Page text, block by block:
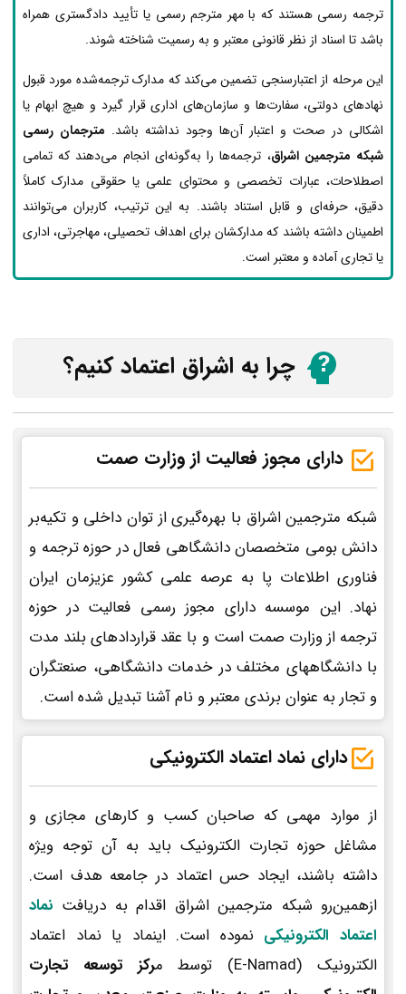
ترجمه رسمی هستند که با مهر مترجم رسمی یا تأیید دادگستری همراه
باشد تا اسناد از نظر قانونی معتبر و به رسمیت شناخته شوند.
این مرحله از اعتبارسنجی تضمین می‌کند که مدارک ترجمه‌شده مورد قبول
نهادهای دولتی، سفارت‌ها و سازمان‌های اداری قرار گیرد و هیچ ابهام یا
اشکالی در صحت و اعتبار آن‌ها وجود نداشته باشد. مترجمان رسمی
شبکه مترجمین اشراق، ترجمه‌ها را به‌گونه‌ای انجام می‌دهند که تمامی
اصطلاحات، عبارات تخصصی و محتوای علمی یا حقوقی مدارک کاملاً
دقیق، حرفه‌ای و قابل استناد باشند. به این ترتیب، کاربران می‌توانند
اطمینان داشته باشند که مدارکشان برای اهداف تحصیلی، مهاجرتی، اداری
یا تجاری آماده و معتبر است.
چرا به اشراق اعتماد کنیم؟
دارای مجوز فعالیت از وزارت صمت
شبکه مترجمین اشراق با بهره‌گیری از توان داخلی و تکیه‌بر
دانش بومی متخصصان دانشگاهی فعال در حوزه ترجمه و
فناوری اطلاعات پا به عرصه علمی کشور عزیزمان ایران
نهاد. این موسسه دارای مجوز رسمی فعالیت در حوزه
ترجمه از وزارت صمت است و با عقد قراردادهای بلند مدت
با دانشگاههای مختلف در خدمات دانشگاهی، صنعتگران
و تجار به عنوان برندی معتبر و نام آشنا تبدیل شده است.
دارای نماد اعتماد الکترونیکی
از موارد مهمی که صاحبان کسب و کارهای مجازی و
مشاغل حوزه تجارت الکترونیک باید به آن توجه ویژه
داشته باشند، ایجاد حس اعتماد در جامعه هدف است.
ازهمین‌رو شبکه مترجمین اشراق اقدام به دریافت نماد
اعتماد الکترونیکی نموده است. اینماد یا نماد اعتماد
الکترونیک (E-Namad) توسط م
رکز توسعه تجارت